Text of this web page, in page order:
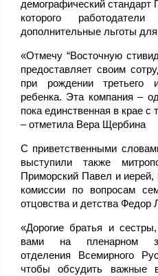
демографический стандарт
которого
дополнительные льготы
«Отмечу “Восточную
предоставляет своим
при рождении третьего
ребенка. Эта компания –
пока единственная в крае
– отметила Вера Щербина
С приветственными
выступили также
Приморский Павел и
комиссии по вопросам
отцовства и детства Федор
«Дорогие братья и
вами на пленарном
отделения Всемирного
чтобы обсудить важные